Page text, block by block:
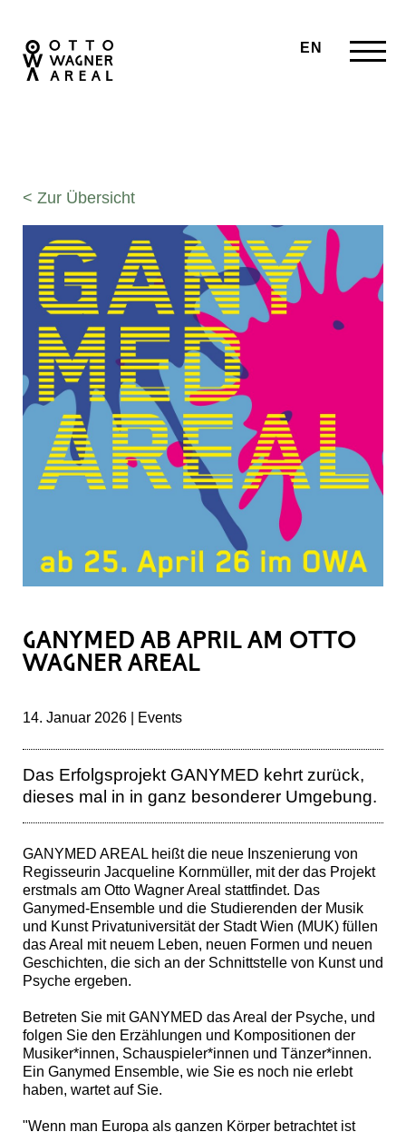
EN
< Zur Übersicht
GANYMED AB APRIL AM OTTO
WAGNER AREAL
14. Januar 2026 | Events
Das Erfolgsprojekt GANYMED kehrt zurück,
dieses mal in in ganz besonderer Umgebung.
GANYMED AREAL heißt die neue Inszenierung von
Regisseurin Jacqueline Kornmüller, mit der das Projekt
erstmals am Otto Wagner Areal stattfindet. Das
Ganymed-Ensemble und die Studierenden der Musik
und Kunst Privatuniversität der Stadt Wien (MUK) füllen
das Areal mit neuem Leben, neuen Formen und neuen
Geschichten, die sich an der Schnittstelle von Kunst und
Psyche ergeben.
Betreten Sie mit GANYMED das Areal der Psyche, und
folgen Sie den Erzählungen und Kompositionen der
Musiker*innen, Schauspieler*innen und Tänzer*innen.
Ein Ganymed Ensemble, wie Sie es noch nie erlebt
haben, wartet auf Sie.
"Wenn man Europa als ganzen Körper betrachtet ist